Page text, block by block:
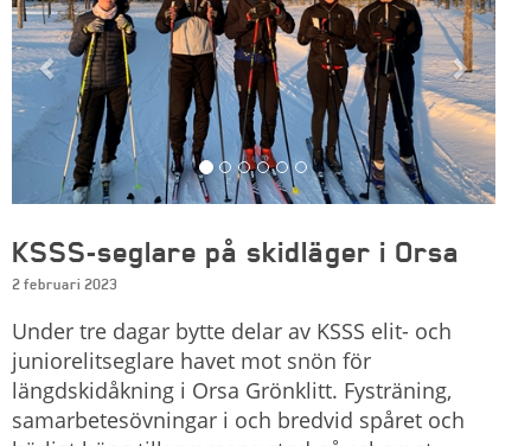
KSSS-seglare på skidläger i Orsa
2 februari 2023
Under tre dagar bytte delar av KSSS elit- och
juniorelitseglare havet mot snön för
längdskidåkning i Orsa Grönklitt. Fysträning,
samarbetesövningar i och bredvid spåret och